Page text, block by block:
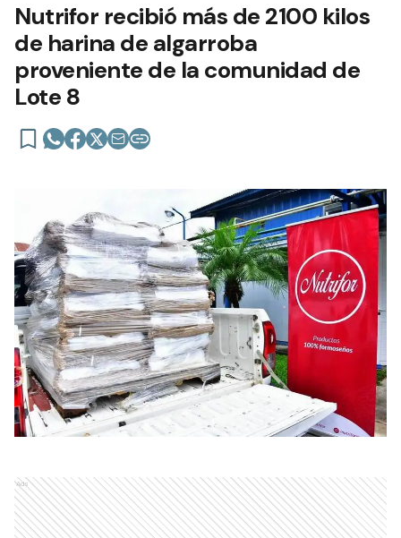
Nutrifor recibió más de 2100 kilos
de harina de algarroba
proveniente de la comunidad de
Lote 8
Ads